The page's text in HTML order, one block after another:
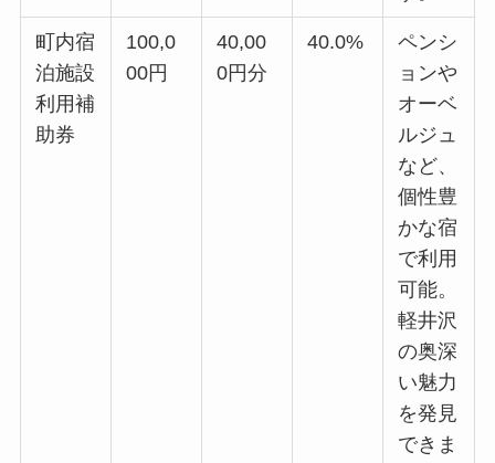
町内宿
泊施設
利用補
助券
100,0
00円
40,00
0円分
40.0%
ペンシ
ョンや
オーベ
ルジュ
など、
個性豊
かな宿
で利用
可能。
軽井沢
の奥深
い魅力
を発見
できま